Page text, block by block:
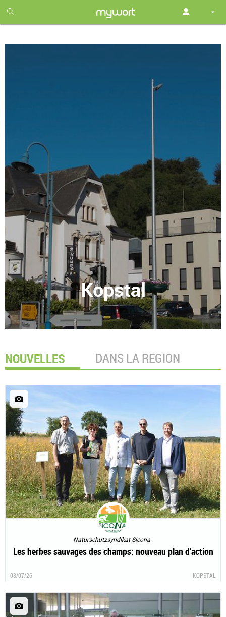
month
free
Kopstal
NOUVELLES DANS LA REGION
Naturschutzsyndikat Sicona
Les herbes sauvages des champs: nouveau plan d‘action
08/07/26 KOPSTAL